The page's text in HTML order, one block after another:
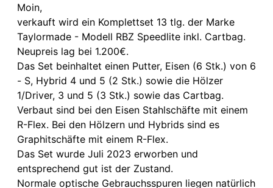
Moin,
verkauft wird ein Komplettset 13 tlg. der Marke
Taylormade - Modell RBZ Speedlite inkl. Cartbag.
Neupreis lag bei 1.200€.
Das Set beinhaltet einen Putter, Eisen (6 Stk.) von 6
- S, Hybrid 4 und 5 (2 Stk.) sowie die Hölzer
1/Driver, 3 und 5 (3 Stk.) sowie das Cartbag.
Verbaut sind bei den Eisen Stahlschäfte mit einem
R-Flex. Bei den Hölzern und Hybrids sind es
Graphitschäfte mit einem R-Flex.
Das Set wurde Juli 2023 erworben und
entsprechend gut ist der Zustand.
Normale optische Gebrauchsspuren liegen natürlich